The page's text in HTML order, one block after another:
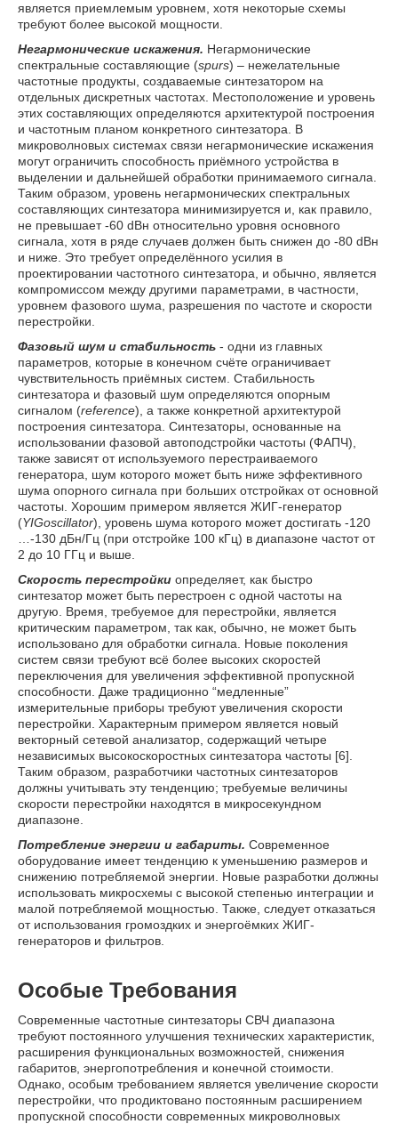
является приемлемым уровнем, хотя некоторые схемы
требуют более высокой мощности.
Негармонические искажения. Негармонические
спектральные составляющие (spurs) – нежелательные
частотные продукты, создаваемые синтезатором на
отдельных дискретных частотах. Местоположение и уровень
этих составляющих определяются архитектурой построения
и частотным планом конкретного синтезатора. В
микроволновых системах связи негармонические искажения
могут ограничить способность приёмного устройства в
выделении и дальнейшей обработки принимаемого сигнала.
Таким образом, уровень негармонических спектральных
составляющих синтезатора минимизируется и, как правило,
не превышает -60 dBн относительно уровня основного
сигнала, хотя в ряде случаев должен быть снижен до -80 dBн
и ниже. Это требует определённого усилия в
проектировании частотного синтезатора, и обычно, является
компромиссом между другими параметрами, в частности,
уровнем фазового шума, разрешения по частоте и скорости
перестройки.
Фазовый шум и стабильность - одни из главных
параметров, которые в конечном счёте ограничивает
чувствительность приёмных систем. Стабильность
синтезатора и фазовый шум определяются опорным
сигналом (reference), а также конкретной архитектурой
построения синтезатора. Синтезаторы, основанные на
использовании фазовой автоподстройки частоты (ФАПЧ),
также зависят от используемого перестраиваемого
генератора, шум которого может быть ниже эффективного
шума опорного сигнала при больших отстройках от основной
частоты. Хорошим примером является ЖИГ-генератор
(YIGoscillator), уровень шума которого может достигать -120
…-130 дБн/Гц (при отстройке 100 кГц) в диапазоне частот от
2 до 10 ГГц и выше.
Скорость перестройки определяет, как быстро
синтезатор может быть перестроен с одной частоты на
другую. Время, требуемое для перестройки, является
критическим параметром, так как, обычно, не может быть
использовано для обработки сигнала. Новые поколения
систем связи требуют всё более высоких скоростей
переключения для увеличения эффективной пропускной
способности. Даже традиционно “медленные”
измерительные приборы требуют увеличения скорости
перестройки. Характерным примером является новый
векторный сетевой анализатор, содержащий четыре
независимых высокоскоростных синтезатора частоты [6].
Таким образом, разработчики частотных синтезаторов
должны учитывать эту тенденцию; требуемые величины
скорости перестройки находятся в микросекундном
диапазоне.
Потребление энергии и габариты. Современное
оборудование имеет тенденцию к уменьшению размеров и
снижению потребляемой энергии. Новые разработки должны
использовать микросхемы с высокой степенью интеграции и
малой потребляемой мощностью. Также, следует отказаться
от использования громоздких и энергоёмких ЖИГ-
генераторов и фильтров.
Особые Требования
Современные частотные синтезаторы СВЧ диапазона
требуют постоянного улучшения технических характеристик,
расширения функциональных возможностей, снижения
габаритов, энергопотребления и конечной стоимости.
Однако, особым требованием является увеличение скорости
перестройки, что продиктовано постоянным расширением
пропускной способности современных микроволновых